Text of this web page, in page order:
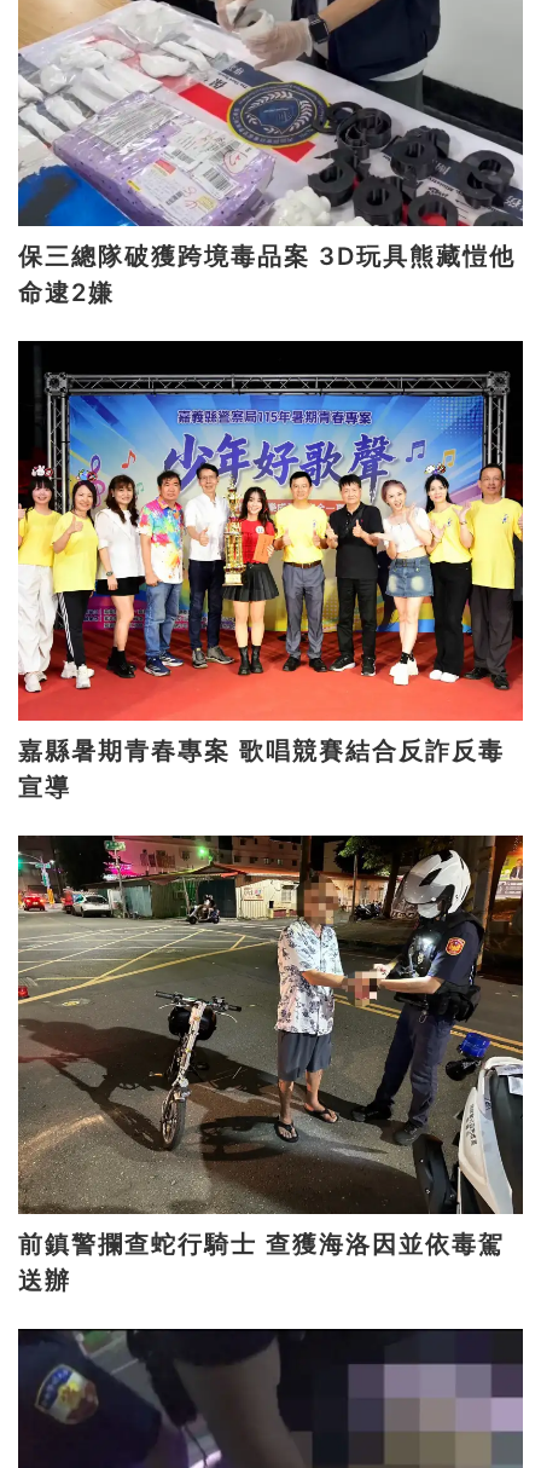
保三總隊破獲跨境毒品案 3D玩具熊藏愷他
命逮2嫌
嘉縣暑期青春專案 歌唱競賽結合反詐反毒
宣導
前鎮警攔查蛇行騎士 查獲海洛因並依毒駕
送辦